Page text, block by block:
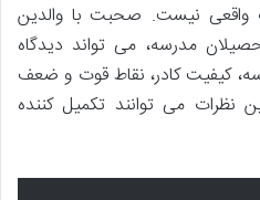
واقعی نیست. صحبت با والدین
مدرسه، می تواند دیدگاه
کیفیت کادر، نقاط قوت و ضعف
نظرات می توانند تکمیل کننده